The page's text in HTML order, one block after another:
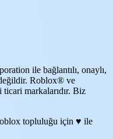
ile bağlantılı, onaylı,
Roblox® ve
markalarıdır. Biz
topluluğu için ♥ ile